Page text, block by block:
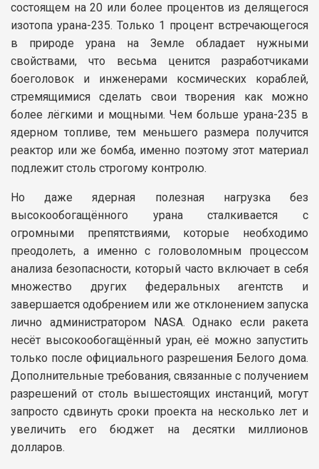
состоящем на 20 или более процентов из делящегося
изотопа урана-235. Только 1 процент встречающегося
в природе урана на Земле обладает нужными
свойствами, что весьма ценится разработчиками
боеголовок и инженерами космических кораблей,
стремящимися сделать свои творения как можно
более лёгкими и мощными. Чем больше урана-235 в
ядерном топливе, тем меньшего размера получится
реактор или же бомба, именно поэтому этот материал
подлежит столь строгому контролю.
Но даже ядерная полезная нагрузка без
высокообогащённого урана сталкивается с
огромными препятствиями, которые необходимо
преодолеть, а именно с головоломным процессом
анализа безопасности, который часто включает в себя
множество других федеральных агентств и
завершается одобрением или же отклонением запуска
лично администратором NASA. Однако если ракета
несёт высокообогащённый уран, её можно запустить
только после официального разрешения Белого дома.
Дополнительные требования, связанные с получением
разрешений от столь вышестоящих инстанций, могут
запросто сдвинуть сроки проекта на несколько лет и
увеличить его бюджет на десятки миллионов
долларов.